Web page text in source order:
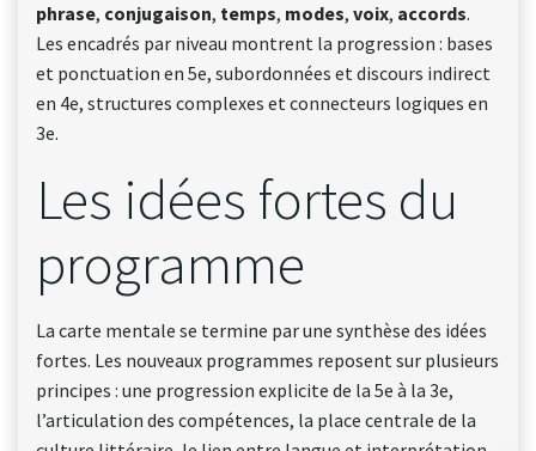
phrase, conjugaison, temps, modes, voix, accords.
Les encadrés par niveau montrent la progression : bases
et ponctuation en 5e, subordonnées et discours indirect
en 4e, structures complexes et connecteurs logiques en
3e.
Les idées fortes du
programme
La carte mentale se termine par une synthèse des idées
fortes. Les nouveaux programmes reposent sur plusieurs
principes : une progression explicite de la 5e à la 3e,
l’articulation des compétences, la place centrale de la